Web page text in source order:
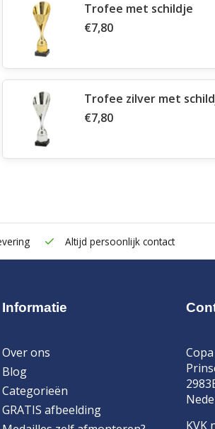
Trofee met schildje
€7,80
Trofee zilver met
€7,80
Altijd persoonlijk contact
Informatie
Over ons
Blog
Categorieën
GRATIS afbeelding
KVK